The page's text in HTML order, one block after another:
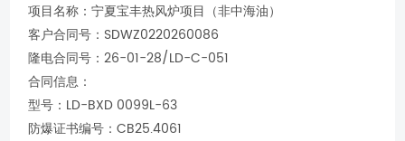
项目名称：宁夏宝丰热风炉项目（非中海油）
客户合同号：SDWZ0220260086
隆电合同号：26-01-28/LD-C-051
合同信息：
型号：LD-BXD 0099L-63
防爆证书编号：CB25.4061